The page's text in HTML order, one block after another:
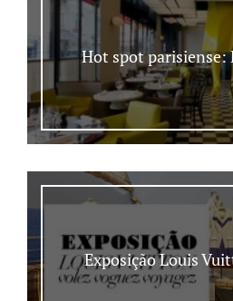
Hot spot parisiense:
Exposição Louis